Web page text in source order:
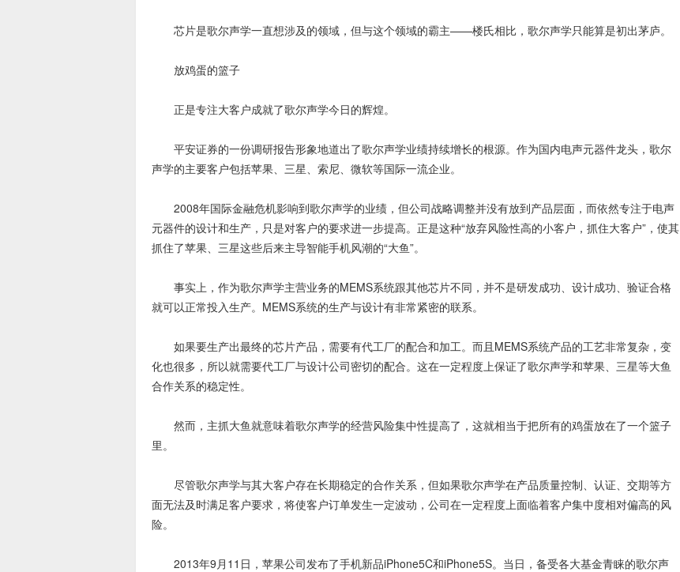
芯片是歌尔声学一直想涉及的领域，但与这个领域的霸主——楼氏相比，歌尔声学只能算是初出茅庐。
放鸡蛋的篮子
正是专注大客户成就了歌尔声学今日的辉煌。
平安证券的一份调研报告形象地道出了歌尔声学业绩持续增长的根源。作为国内电声元器件龙头，歌尔
声学的主要客户包括苹果、三星、索尼、微软等国际一流企业。
2008年国际金融危机影响到歌尔声学的业绩，但公司战略调整并没有放到产品层面，而依然专注于电声
元器件的设计和生产，只是对客户的要求进一步提高。正是这种“放弃风险性高的小客户，抓住大客户”，使其
抓住了苹果、三星这些后来主导智能手机风潮的“大鱼”。
事实上，作为歌尔声学主营业务的MEMS系统跟其他芯片不同，并不是研发成功、设计成功、验证合格
就可以正常投入生产。MEMS系统的生产与设计有非常紧密的联系。
如果要生产出最终的芯片产品，需要有代工厂的配合和加工。而且MEMS系统产品的工艺非常复杂，变
化也很多，所以就需要代工厂与设计公司密切的配合。这在一定程度上保证了歌尔声学和苹果、三星等大鱼
合作关系的稳定性。
然而，主抓大鱼就意味着歌尔声学的经营风险集中性提高了，这就相当于把所有的鸡蛋放在了一个篮子
里。
尽管歌尔声学与其大客户存在长期稳定的合作关系，但如果歌尔声学在产品质量控制、认证、交期等方
面无法及时满足客户要求，将使客户订单发生一定波动，公司在一定程度上面临着客户集中度相对偏高的风
险。
2013年9月11日，苹果公司发布了手机新品iPhone5C和iPhone5S。当日，备受各大基金青睐的歌尔声